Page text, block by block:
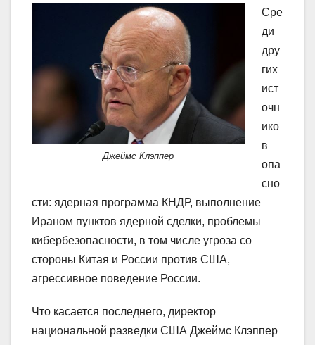
Джеймс Клэппер
Сре
ди
дру
гих
ист
очн
ико
в
опа
сно
сти: ядерная программа КНДР, выполнение
Ираном пунктов ядерной сделки, проблемы
кибербезопасности, в том числе угроза со
стороны Китая и России против США,
агрессивное поведение России.
Что касается последнего, директор
национальной разведки США Джеймс Клэппер